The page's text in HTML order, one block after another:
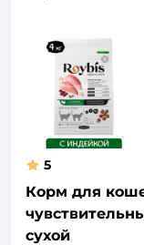
5
Корм для
сухой